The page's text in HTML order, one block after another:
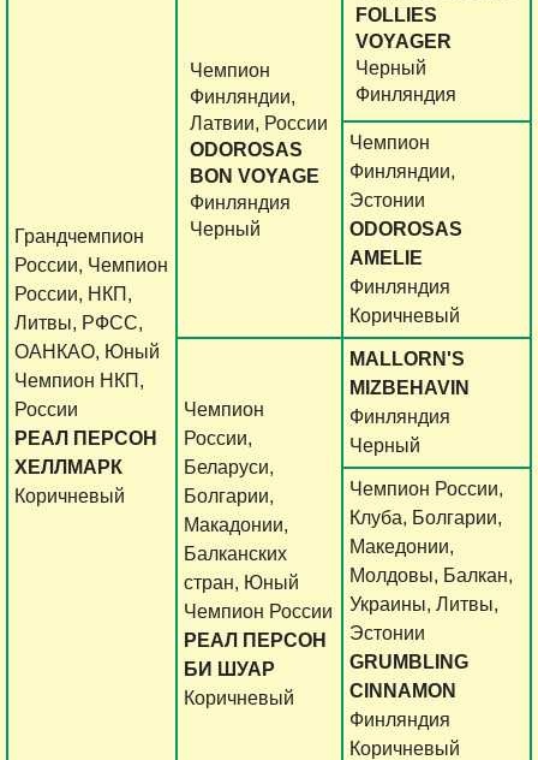
Грандчемпион
России, Чемпион
России, НКП,
Литвы, РФСС,
ОАНКАО, Юный
Чемпион НКП,
России
РЕАЛ ПЕРСОН
ХЕЛЛМАРК
Коричневый
Чемпион
Финляндии,
Латвии, России
ODOROSAS
BON VOYAGE
Финляндия
Черный
FOLLIES
VOYAGER
Черный
Финляндия
Чемпион
Финляндии,
Эстонии
ODOROSAS
AMELIE
Финляндия
Коричневый
Чемпион
России,
Беларуси,
Болгарии,
Макадонии,
Балканских
стран, Юный
Чемпион России
РЕАЛ ПЕРСОН
БИ ШУАР
Коричневый
MALLORN'S
MIZBEHAVIN
Финляндия
Черный
Чемпион России,
Клуба, Болгарии,
Македонии,
Молдовы, Балкан,
Украины, Литвы,
Эстонии
GRUMBLING
CINNAMON
Финляндия
Коричневый